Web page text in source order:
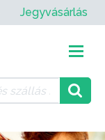
Jegyvásárlás